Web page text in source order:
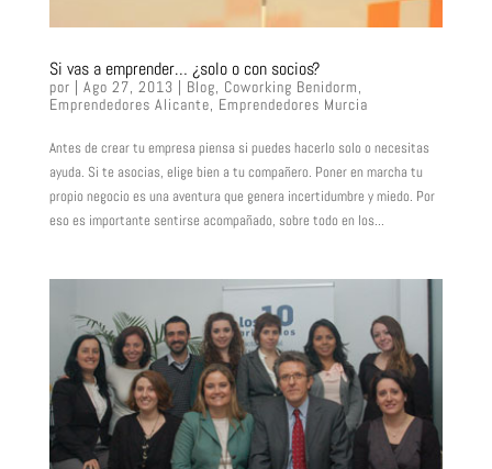
Si vas a emprender… ¿solo o con socios?
por Ago 27, 2013 Blog, Coworking Benidorm,
Emprendedores Alicante, Emprendedores Murcia
Antes de crear tu empresa piensa si puedes hacerlo solo o necesitas
ayuda. Si te asocias, elige bien a tu compañero. Poner en marcha tu
propio negocio es una aventura que genera incertidumbre y miedo. Por
eso es importante sentirse acompañado, sobre todo en los...